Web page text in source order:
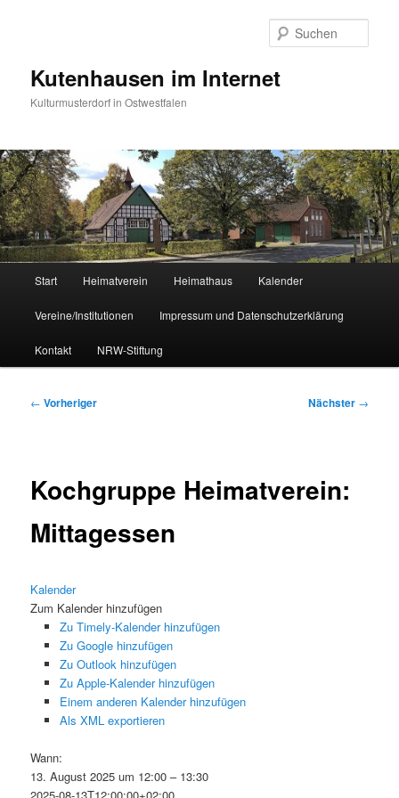
Kutenhausen im Internet
Kulturmusterdorf in Ostwestfalen
Start Heimatverein Heimathaus Kalender
Vereine/Institutionen Impressum und Datenschutzerklärung
Kontakt NRW-Stiftung
Beitragsnavigation
← Vorheriger Nächster →
Kochgruppe Heimatverein:
Mittagessen
Kalender
Zum Kalender hinzufügen
Zu Timely-Kalender hinzufügen
Zu Google hinzufügen
Zu Outlook hinzufügen
Zu Apple-Kalender hinzufügen
Einem anderen Kalender hinzufügen
Als XML exportieren
Wann:
13. August 2025 um 12:00 – 13:30